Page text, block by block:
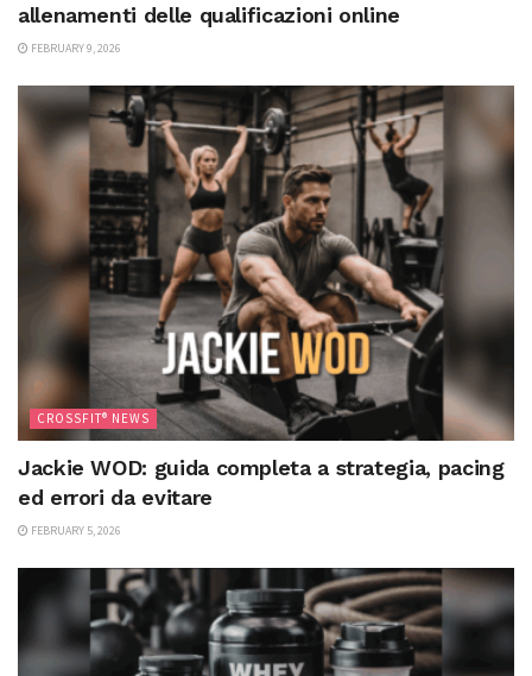
allenamenti delle qualificazioni online
FEBRUARY 9, 2026
CROSSFIT® NEWS
Jackie WOD: guida completa a strategia, pacing
ed errori da evitare
FEBRUARY 5, 2026